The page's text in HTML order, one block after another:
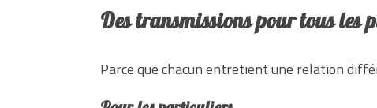
Des transmissions pour tous les
Parce que chacun entretient une relation